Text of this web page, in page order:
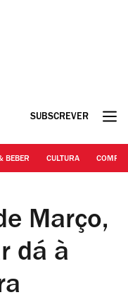
SUBSCREVER
BEBER CULTURA
Março,
dá à